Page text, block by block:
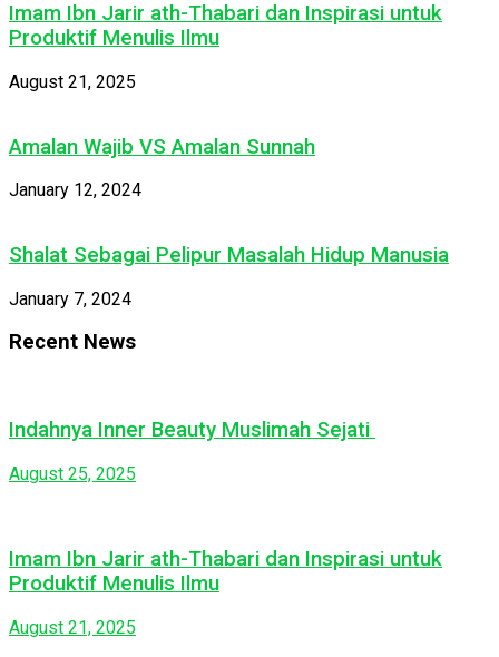
Imam Ibn Jarir ath-Thabari dan Inspirasi untuk
Produktif Menulis Ilmu
August 21, 2025
Amalan Wajib VS Amalan Sunnah
January 12, 2024
Shalat Sebagai Pelipur Masalah Hidup Manusia
January 7, 2024
Recent News
Indahnya Inner Beauty Muslimah Sejati
August 25, 2025
Imam Ibn Jarir ath-Thabari dan Inspirasi untuk
Produktif Menulis Ilmu
August 21, 2025